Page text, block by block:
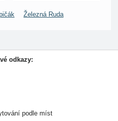
Železná Ruda
odkazy:
podle míst